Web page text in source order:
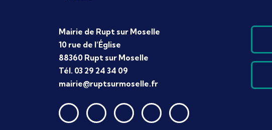
Mairie de Rupt sur Moselle
10 rue de l’Église
88360 Rupt sur Moselle
Tél. 03 29 24 34 09
mairie@ruptsurmoselle.fr